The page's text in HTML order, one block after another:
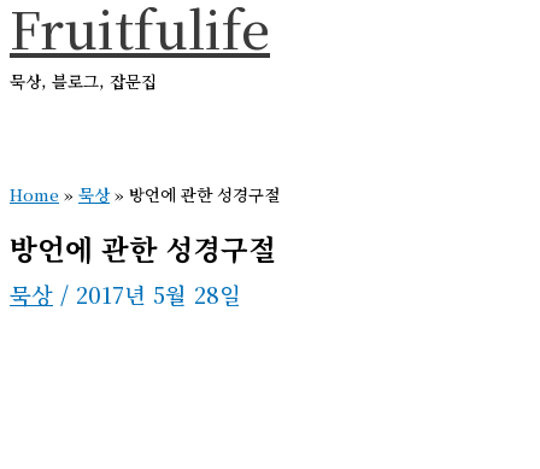
콘
텐
츠
너
뛰
기
Fruitfulife
묵상, 블로그, 잡문집
메
Home » 묵상 » 방언에 관한 성경구절
방언에 관한 성경구절
묵상 / 2017년 5월 28일